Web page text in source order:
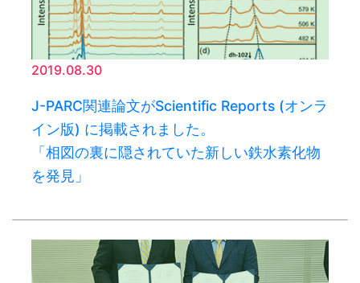
2019.08.30
J-PARC関連論文がScientific Reports (オンラ
イン版) に掲載されました。
「相図の裏に隠されていた新しい鉄水素化物
を発見」